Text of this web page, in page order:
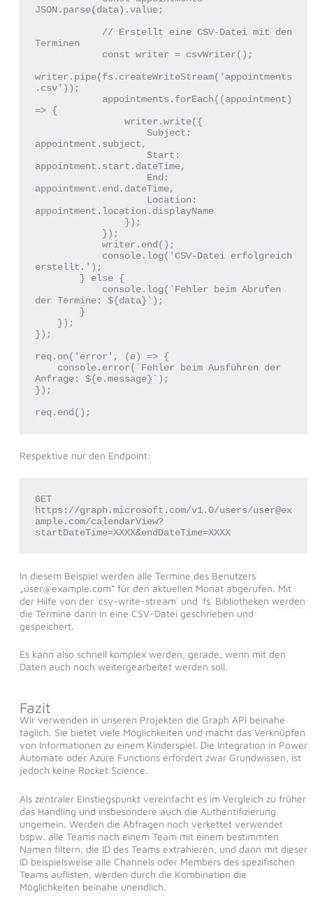
JSON.parse(data).value;
Terminen
writer.pipe(fs.createWriteStream('appointments
.csv'));
=> {
appointment.subject,
appointment.start.dateTime,
appointment.end.dateTime,
appointment.location.displayName
erstellt.');
der Termine: ${data}`);
});
req.on('error', (e) => {
Anfrage: ${e.message}`);
});
Respektive nur den Endpoint:
GET
https://graph.microsoft.com/v1.0/users/user@ex
ample.com/calendarView?
startDateTime=XXXX&endDateTime=XXXX
In diesem Beispiel werden alle Termine des Benutzers
„user@example.com“ für den aktuellen Monat abgerufen. Mit
der Hilfe von der `csv-write-stream` und `fs` Bibliotheken werden
die Termine dann in eine CSV-Datei geschrieben und
gespeichert.
Es kann also schnell komplex werden, gerade, wenn mit den
Daten auch noch weitergearbeitet werden soll.
Fazit
Wir verwenden in unseren Projekten die Graph API beinahe
täglich. Sie bietet viele Möglichkeiten und macht das Verknüpfen
von Informationen zu einem Kinderspiel. Die Integration in Power
Automate oder Azure Functions erfordert zwar Grundwissen, ist
jedoch keine Rocket Science.
Als zentraler Einstiegspunkt vereinfacht es im Vergleich zu früher
das Handling und insbesondere auch die Authentifizierung
ungemein. Werden die Abfragen noch verkettet verwendet
bspw. alle Teams nach einem Team mit einem bestimmten
Namen filtern, die ID des Teams extrahieren, und dann mit dieser
ID beispielsweise alle Channels oder Members des spezifischen
Teams auflisten, werden durch die Kombination die
Möglichkeiten beinahe unendlich.